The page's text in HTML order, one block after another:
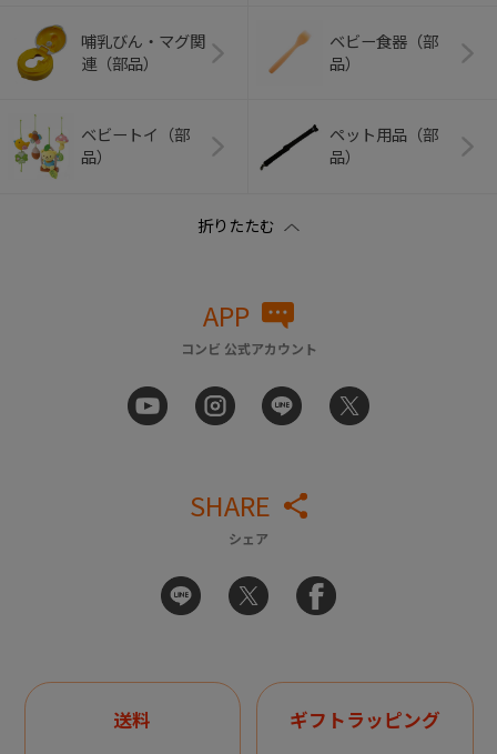
哺乳びん・マグ関
連（部品）
ベビー食器（部
品）
ベビートイ（部
品）
ペット用品（部
品）
APP
コンビ 公式アカウント
SHARE
シェア
送料 ギフトラッピング